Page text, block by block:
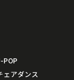
POP
ェアダンス